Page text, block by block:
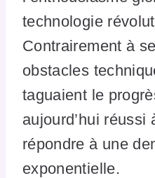
technologie
Contrairement à
obstacles
taguaient le
aujourd’hui réussi
répondre à une
exponentielle.